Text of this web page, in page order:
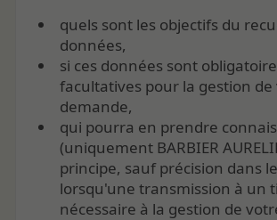
quels sont les objectifs du
données,
si ces données sont
facultatives pour la gestion de
demande,
qui pourra en prendre
(uniquement BARBIER
principe, sauf précision dans
lorsqu'une transmission à un
nécessaire à la gestion de